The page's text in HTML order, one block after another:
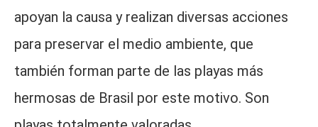
apoyan la causa y realizan diversas acciones
para preservar el medio ambiente, que
también forman parte de las playas más
hermosas de Brasil por este motivo. Son